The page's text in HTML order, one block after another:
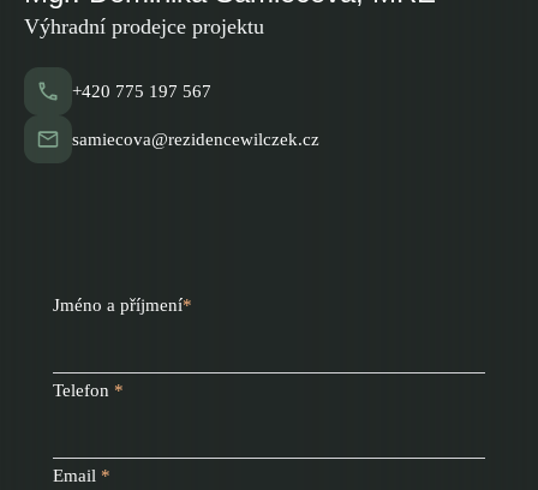
Výhradní prodejce projektu
+420 775 197 567
samiecova@rezidencewilczek.cz
Jméno a příjmení*
Telefon *
Email *